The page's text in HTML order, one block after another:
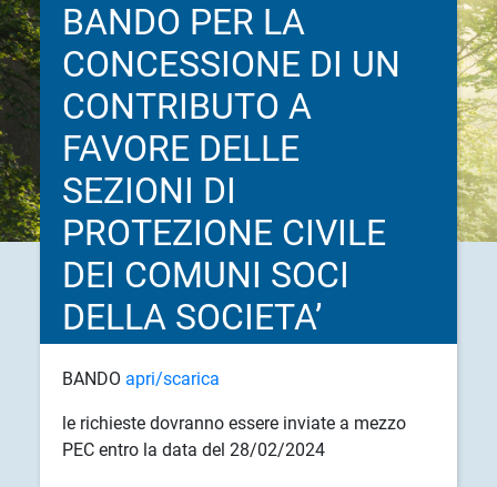
BANDO PER LA
CONCESSIONE DI UN
CONTRIBUTO A
FAVORE DELLE
SEZIONI DI
PROTEZIONE CIVILE
DEI COMUNI SOCI
DELLA SOCIETA’
BANDO apri/scarica
le richieste dovranno essere inviate a mezzo
PEC entro la data del 28/02/2024